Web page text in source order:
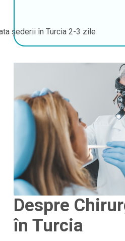
șederii în Turcia 2-3 zile
Despre
în Turcia